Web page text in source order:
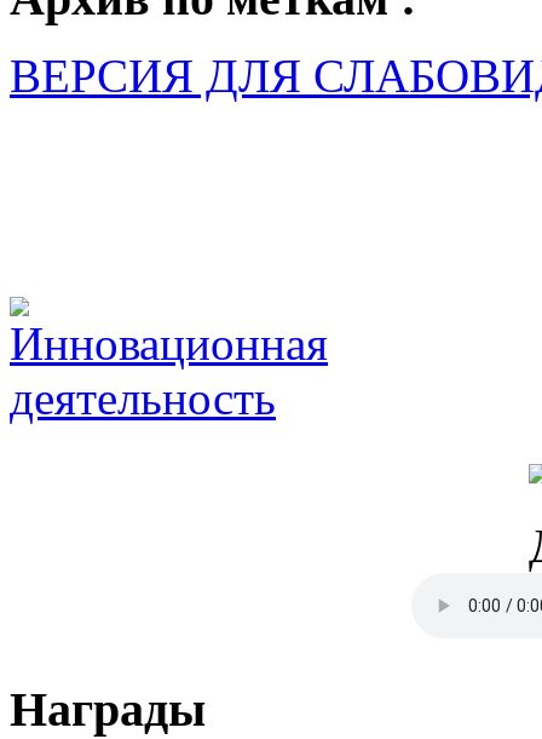
ВЕРСИЯ ДЛЯ
Награды